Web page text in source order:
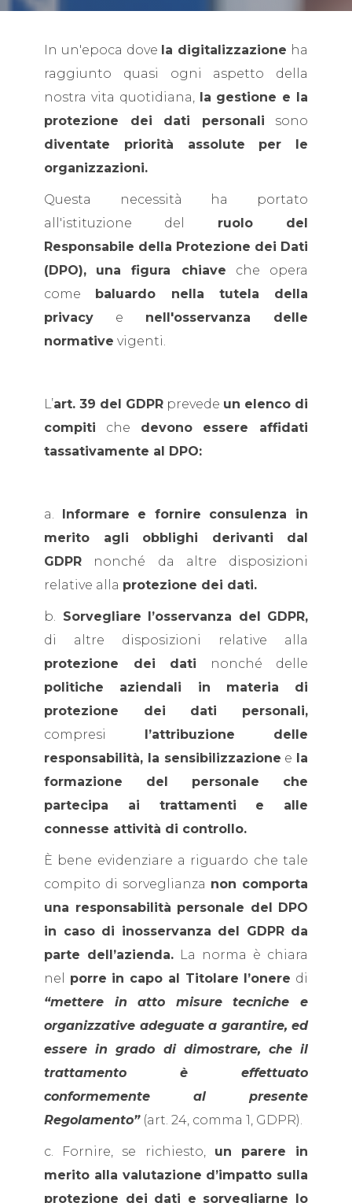
In un'epoca dove la digitalizzazione ha
raggiunto quasi ogni aspetto della
nostra vita quotidiana,
la gestione e la
protezione dei dati personali sono
diventate priorità assolute per le
organizzazioni.
Questa necessità ha portato
all'istituzione del ruolo del
Responsabile della Protezione dei Dati
(DPO),
una figura chiave che opera
come
baluardo nella tutela della
privacy e nell'osservanza delle
normative vigenti.
L’art. 39 del GDPR prevede un elenco di
compiti che devono essere affidati
tassativamente al DPO:
a.
Informare e fornire consulenza in
merito agli obblighi derivanti dal
GDPR nonché da altre disposizioni
relative alla protezione dei dati.
b. Sorvegliare l’osservanza del GDPR,
di altre disposizioni relative alla
protezione dei dati nonché delle
politiche aziendali in materia di
protezione dei dati personali,
compresi
l’attribuzione delle
responsabilità, la sensibilizzazione e
la
formazione del personale che
partecipa ai trattamenti e alle
connesse attività di controllo.
È bene evidenziare a riguardo che tale
compito di sorveglianza non comporta
una responsabilità personale del DPO
in caso di inosservanza del GDPR da
parte dell’azienda. La norma è chiara
nel porre in capo al Titolare l’onere di
“mettere in atto misure tecniche e
organizzative adeguate a garantire, ed
essere in grado di dimostrare, che il
trattamento è effettuato
conformemente al presente
Regolamento”(art. 24, comma 1, GDPR).
c. Fornire, se richiesto, un parere in
merito alla valutazione d’impatto sulla
protezione dei dati e sorvegliarne lo